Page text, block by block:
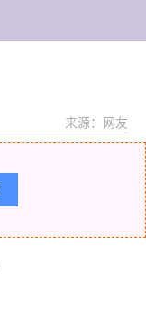
来源：网友